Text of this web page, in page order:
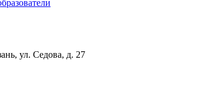
ул. Седова, д. 27